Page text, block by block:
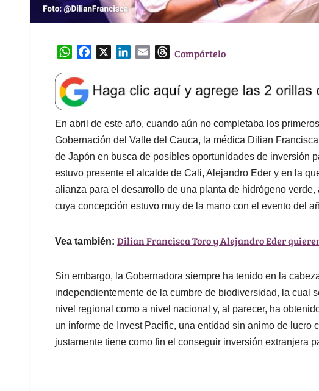
W
a
t
s
A
p
p
e
b
o
o
k
k
e
d
I
n
l
T
e
a
d
s
Compártelo
En abril de este año, cuando aún no completaba los
Gobernación del Valle del Cauca, la médica Dilian
de Japón en busca de posibles oportunidades de inversión
estuvo presente el alcalde de Cali, Alejandro Eder y en la
alianza para el desarrollo de una planta de hidrógeno
cuya concepción estuvo muy de la mano con el evento del
Vea también: Dilian Francisca Toro y Alejandro Eder
Sin embargo, la Gobernadora siempre ha tenido en la
independientemente de la cumbre de biodiversidad, la cual
nivel regional como a nivel nacional y, al parecer, ha
un informe de Invest Pacific, una entidad sin animo de lucro
justamente tiene como fin el conseguir inversión extranjera